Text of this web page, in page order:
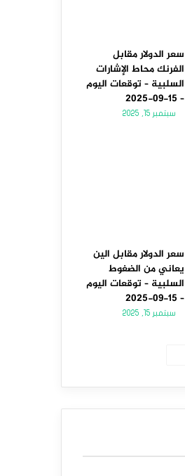
سعر الدولار مقابل
الفرنك محاط الإشارات
السلبية – توقعات اليوم
– 15-09-2025
سبتمبر 15, 2025
سعر الدولار مقابل الين
يعاني من الضغوط
السلبية – توقعات اليوم
– 15-09-2025
سبتمبر 15, 2025